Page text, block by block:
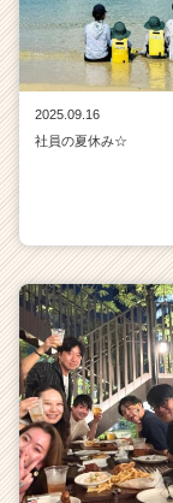
2025.09.16
社員の夏休み☆